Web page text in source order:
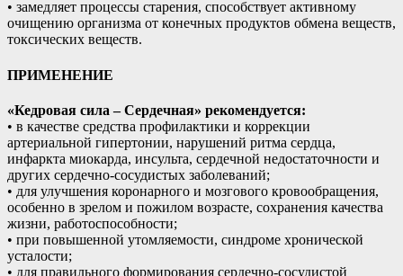
• замедляет процессы старения, способствует активному
очищению организма от конечных продуктов обмена веществ,
токсических веществ.
ПРИМЕНЕНИЕ
«Кедровая сила – Сердечная» рекомендуется:
• в качестве средства профилактики и коррекции
артериальной гипертонии, нарушений ритма сердца,
инфаркта миокарда, инсульта, сердечной недостаточности и
других сердечно-сосудистых заболеваний;
• для улучшения коронарного и мозгового кровообращения,
особенно в зрелом и пожилом возрасте, сохранения качества
жизни, работоспособности;
• при повышенной утомляемости, синдроме хронической
усталости;
• для правильного формирования сердечно-сосудистой